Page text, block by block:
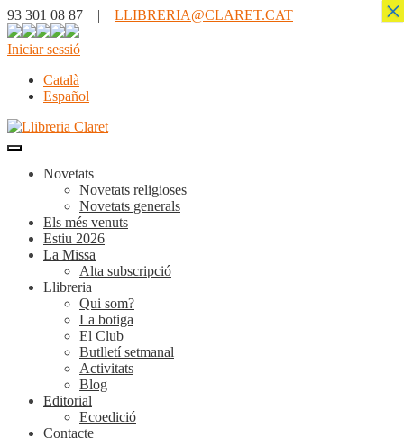
93 301 08 87 | LLIBRERIA@CLARET.CAT
Iniciar sessió
Català
Español
Novetats
Novetats religioses
Novetats generals
Els més venuts
Estiu 2026
La Missa
Alta subscripció
Llibreria
Qui som?
La botiga
El Club
Butlletí setmanal
Activitats
Blog
Editorial
Ecoedició
Contacte
×